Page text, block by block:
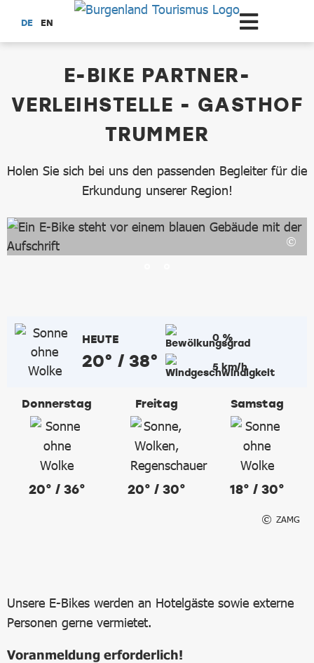
Zum Hauptinhalt springen
DE EN
E-BIKE PARTNER-
VERLEIHSTELLE - GASTHOF
TRUMMER
Holen Sie sich bei uns den passenden Begleiter für die
Erkundung unserer Region!
HEUTE
20° / 38°
0 %
5 km/h
Donnerstag
20° / 36°
Freitag
20° / 30°
Samstag
18° / 30°
ZAMG
Unsere E-Bikes werden an Hotelgäste sowie externe
Personen gerne vermietet.
Voranmeldung erforderlich!